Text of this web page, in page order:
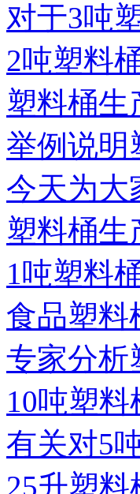
对于3吨
2吨塑料
塑料桶生
举例说明
今天为大
塑料桶生
1吨塑料
食品塑料
专家分析
10吨塑
有关对5
25升塑